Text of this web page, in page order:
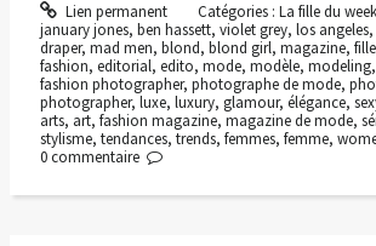
Lien permanent Catégories : La fille du
january jones, ben hassett, violet grey, los angeles,
draper, mad men, blond, blond girl, magazine, fille
fashion, editorial, edito, mode, modèle, modeling,
fashion photographer, photographe de mode,
photographer, luxe, luxury, glamour, élégance,
arts, art, fashion magazine, magazine de mode,
stylisme, tendances, trends, femmes, femme,
0 commentaire